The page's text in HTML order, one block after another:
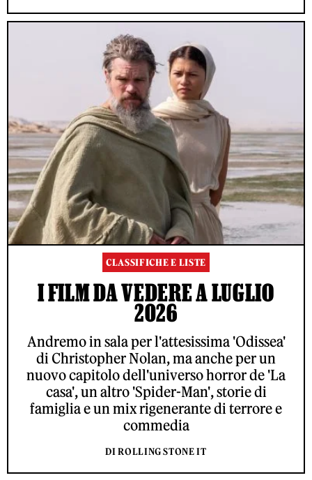
CLASSIFICHE E LISTE
I FILM DA VEDERE A LUGLIO
2026
Andremo in sala per l'attesissima 'Odissea'
di Christopher Nolan, ma anche per un
nuovo capitolo dell'universo horror de 'La
casa', un altro 'Spider-Man', storie di
famiglia e un mix rigenerante di terrore e
commedia
DI ROLLING STONE IT